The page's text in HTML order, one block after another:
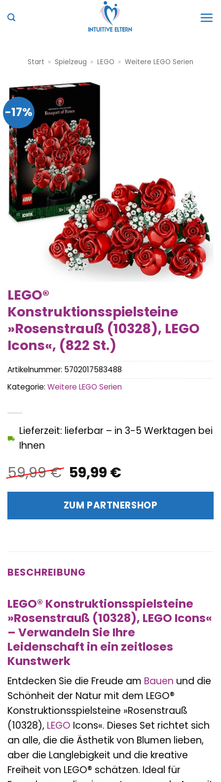
Inhalt
Start » Spielzeug » LEGO » Weitere LEGO Serien
-17%
LEGO®
Konstruktionsspielsteine
»Rosenstrauß (10328), LEGO
Icons«, (822 St.)
59,99€ Ursprünglicher
Preis
war:
59,99 €
59,99 €Aktueller
ist:
59,99 €.
Lieferzeit: lieferbar – in 3-5 Werktagen bei
Ihnen
ZUM PARTNERSHOP
Artikelnummer: 5702017583488
Kategorie: Weitere LEGO Serien
BESCHREIBUNG
LEGO® Konstruktionsspielsteine
»Rosenstrauß (10328), LEGO Icons«
– Verwandeln Sie Ihre
Leidenschaft in ein zeitloses
Kunstwerk
Entdecken Sie die Freude am Bauen und die
Schönheit der Natur mit dem LEGO®
Konstruktionsspielsteine »Rosenstrauß
(10328), LEGO Icons«. Dieses Set richtet sich
an alle, die die Ästhetik von Blumen lieben,
aber die Langlebigkeit und die kreative
Freiheit von LEGO® schätzen. Ideal für